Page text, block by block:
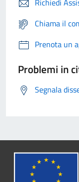
Richiedi
Chiama il
Prenota un
Problemi in
Segnala